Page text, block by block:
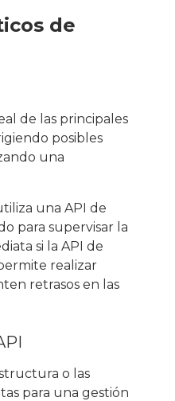
de
de las principales
posibles
una
una API de
para supervisar la
si la API de
realizar
retrasos en las
o las
para una gestión